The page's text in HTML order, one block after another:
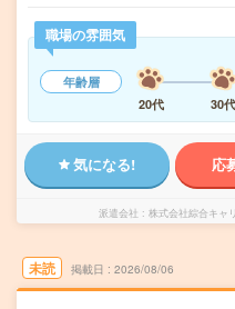
職場の雰囲気
年齢層
20代
30代
気になる! 応
派遣会社 株式会社綜合キャ
未読 掲載日 2026/08/06